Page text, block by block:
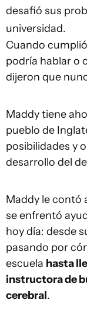
desafió sus
universidad.
Cuando
podría hablar o
dijeron que
Maddy tiene
pueblo de
posibilidades y
desarrollo del
Maddy le contó
se enfrentó
hoy día: desde
pasando por
escuela hasta
instructora de
cerebral.